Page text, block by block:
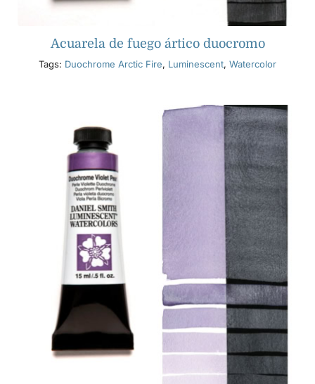
Acuarela de fuego ártico duocromo
Tags: Duochrome Arctic Fire, Luminescent, Watercolor